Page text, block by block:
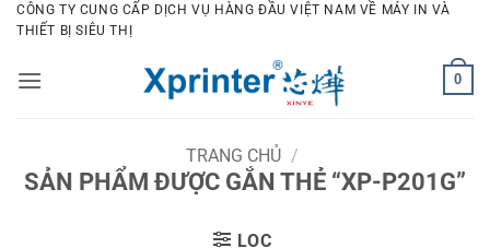
Bỏ
qua
dung
CÔNG TY CUNG CẤP DỊCH VỤ HÀNG ĐẦU VIỆT NAM VỀ MÁY IN VÀ
THIẾT BỊ SIÊU THỊ
0
TRANG CHỦ /
SẢN PHẨM ĐƯỢC GẮN THẺ “XP-P201G”
LỌC